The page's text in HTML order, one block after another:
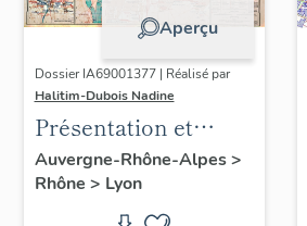
Aperçu
Dossier IA69001377 | Réalisé par
Halitim-Dubois Nadine
Présentation et
synthèse du
patrimoine
industriel de la ville
Auvergne-Rhône-Alpes>
Rhône > Lyon